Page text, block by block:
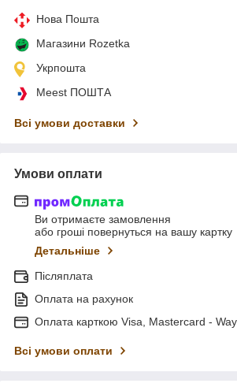
Нова Пошта
Магазини Rozetka
Укрпошта
Meest ПОШТА
Всі умови доставки
Умови оплати
Ви отримаєте замовлення
або гроші повернуться на вашу картку
Детальніше
Післяплата
Оплата на рахунок
Оплата карткою Visa, Mastercard -
Всі умови оплати